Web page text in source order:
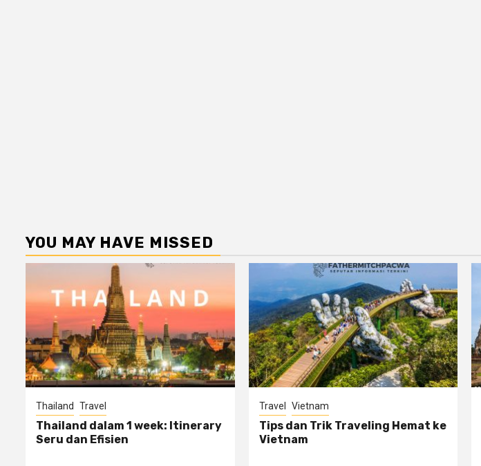
YOU MAY HAVE MISSED
Thailand Travel
Thailand dalam 1 week: Itinerary
Seru dan Efisien
Travel Vietnam
Tips dan Trik Traveling Hemat ke
Vietnam